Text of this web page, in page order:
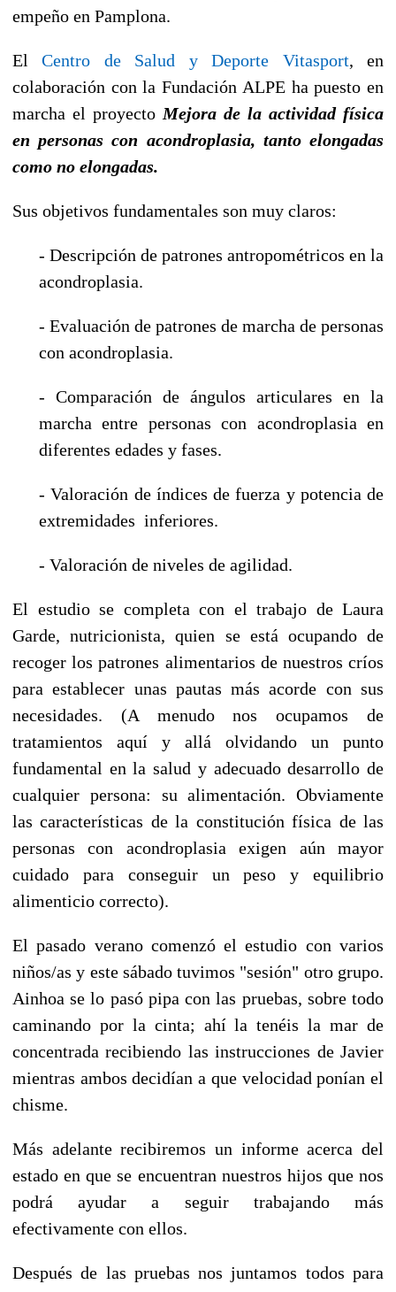
empeño en Pamplona.
ElCentro de Salud y Deporte Vitasport, en
colaboración con la Fundación ALPE ha puesto en
marcha el proyecto Mejora de la actividad física
en personas con acondroplasia, tanto elongadas
como no elongadas.
Sus objetivos fundamentales son muy claros:
- Descripción de patrones antropométricos en la
acondroplasia.
- Evaluación de patrones de marcha de personas
con acondroplasia.
- Comparación de ángulos articulares en la
marcha entre personas con acondroplasia en
diferentes edades y fases.
- Valoración de índices de fuerza y potencia de
extremidades inferiores.
- Valoración de niveles de agilidad.
El estudio se completa con el trabajo de Laura
Garde, nutricionista, quien se está ocupando de
recoger los patrones alimentarios de nuestros críos
para establecer unas pautas más acorde con sus
necesidades. (A menudo nos ocupamos de
tratamientos aquí y allá olvidando un punto
fundamental en la salud y adecuado desarrollo de
cualquier persona: su alimentación. Obviamente
las características de la constitución física de las
personas con acondroplasia exigen aún mayor
cuidado para conseguir un peso y equilibrio
alimenticio correcto).
El pasado verano comenzó el estudio con varios
niños/as y este sábado tuvimos "sesión" otro grupo.
Ainhoa se lo pasó pipa con las pruebas, sobre todo
caminando por la cinta; ahí la tenéis la mar de
concentrada recibiendo las instrucciones de Javier
mientras ambos decidían a que velocidad ponían el
chisme.
Más adelante recibiremos un informe acerca del
estado en que se encuentran nuestros hijos que nos
podrá ayudar a seguir trabajando más
efectivamente con ellos.
Después de las pruebas nos juntamos todos para